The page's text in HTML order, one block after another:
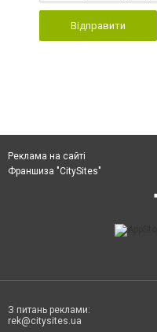
Відправити
Реклама на сайті
Франшиза "CitySites"
З питань реклами:
rek@citysites.ua